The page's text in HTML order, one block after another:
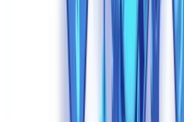
A defesa mais poderosa contra documentos
coerência em todo o dossiê — um fraudador
perfeito, mas gerar simultaneamente cinco
dezenas de pontos de dados cruzados é
lista consolidada de sanções da UE
—